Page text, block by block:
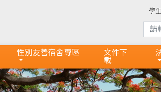
學
性別友善宿舍專區
文件下
載